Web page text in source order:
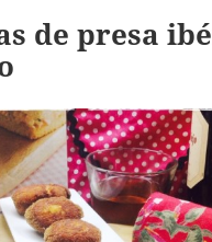
de presa